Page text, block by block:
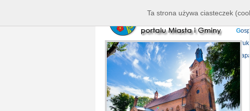
P
G
D
Ta strona używa ciasteczek